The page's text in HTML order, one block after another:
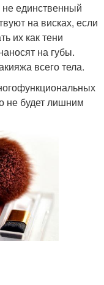
единственный
на висках, если
их как тени
на губы.
всего тела.
не будет лишним